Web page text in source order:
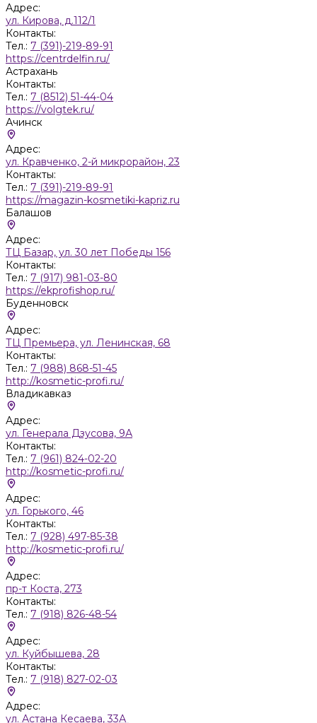
Адрес:
ул. Кирова, д.112/1
Контакты:
Тел.: 7 (391)-219-89-91
https://centrdelfin.ru/
Астрахань
Контакты:
Тел.: 7 (8512) 51-44-04
https://volgtek.ru/
Ачинск
Адрес:
ул. Кравченко, 2-й микрорайон, 23
Контакты:
Тел.: 7 (391)-219-89-91
https://magazin-kosmetiki-kapriz.ru
Балашов
Адрес:
ТЦ Базар, ул. 30 лет Победы 156
Контакты:
Тел.: 7 (917) 981-03-80
https://ekprofishop.ru/
Буденновск
Адрес:
ТЦ Премьера, ул. Ленинская, 68
Контакты:
Тел.: 7 (988) 868-51-45
http://kosmetic-profi.ru/
Владикавказ
Адрес:
ул. Генерала Дзусова, 9А
Контакты:
Тел.: 7 (961) 824-02-20
http://kosmetic-profi.ru/
Адрес:
ул. Горького, 46
Контакты:
Тел.: 7 (928) 497-85-38
http://kosmetic-profi.ru/
Адрес:
пр-т Коста, 273
Контакты:
Тел.: 7 (918) 826-48-54
Адрес:
ул. Куйбышева, 28
Контакты:
Тел.: 7 (918) 827-02-03
Адрес:
ул. Астана Кесаева, 33А